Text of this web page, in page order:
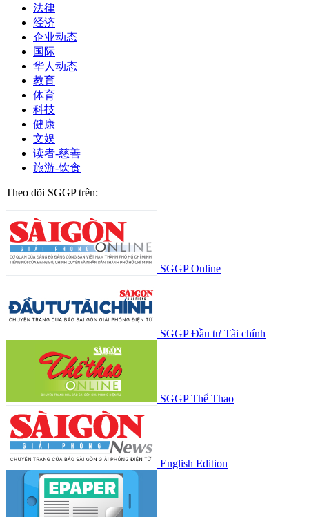
法律
经济
企业动态
国际
华人动态
教育
体育
科技
健康
文娱
读者-慈善
旅游-饮食
Theo dõi SGGP trên:
SGGP Online
SGGP Đầu tư Tài chính
SGGP Thể Thao
English Edition